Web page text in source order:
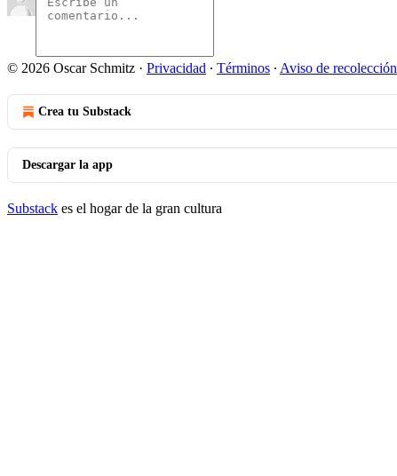
© 2026 Oscar Schmitz · Privacidad ∙ Términos ∙ Aviso de recolección
Crea tu Substack
Descargar la app
Substack es el hogar de la gran cultura